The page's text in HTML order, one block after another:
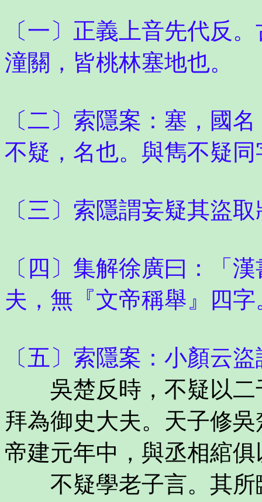
〔一〕正義上音先代反
潼關，皆桃林塞地也。
〔二〕索隱案：塞，國
不疑，名也。與雋不疑同
〔三〕索隱謂妄疑其盜
〔四〕集解徐廣曰：「
夫，無『文帝稱舉』四字
〔五〕索隱案：小顏云
吳楚反時，不疑以二
拜為御史大夫。天子修
帝建元年中，與丞相綰
不疑學老子言。其所